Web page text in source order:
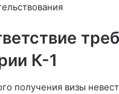
К-1
получения визы